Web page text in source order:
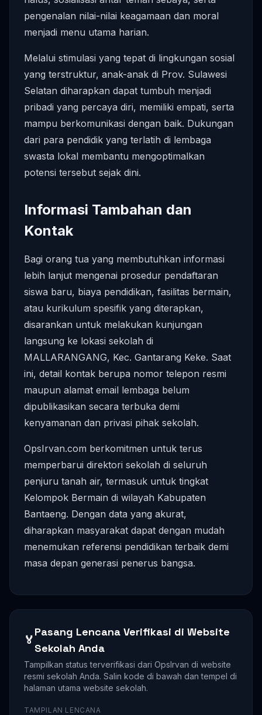
pengenalan nilai-nilai keagamaan dan moral
menjadi menu utama harian.
Melalui stimulasi yang tepat di lingkungan sosial
yang terstruktur, anak-anak di Prov. Sulawesi
Selatan diharapkan dapat tumbuh menjadi
pribadi yang percaya diri, memiliki empati, serta
mampu berkomunikasi dengan baik. Dukungan
dari para pendidik yang terlatih di lembaga
swasta lokal membantu mengoptimalkan
potensi tersebut sejak dini.
Informasi Tambahan dan
Kontak
Bagi orang tua yang membutuhkan informasi
lebih lanjut mengenai prosedur pendaftaran
siswa baru, biaya pendidikan, fasilitas bermain,
atau kurikulum spesifik yang diterapkan,
disarankan untuk melakukan kunjungan
langsung ke lokasi sekolah di
MALLARANGANG, Kec. Gantarang Keke. Saat
ini, detail kontak berupa nomor telepon resmi
maupun alamat email lembaga belum
dipublikasikan secara terbuka demi
kenyamanan dan privasi pihak sekolah.
OpsIrvan.com berkomitmen untuk terus
memperbarui direktori sekolah di seluruh
penjuru tanah air, termasuk untuk tingkat
Kelompok Bermain di wilayah Kabupaten
Bantaeng. Dengan data yang akurat,
diharapkan masyarakat dapat dengan mudah
menemukan referensi pendidikan terbaik demi
masa depan generasi penerus bangsa.
🏅
Pasang Lencana Verifikasi di Website
Sekolah Anda
Tampilkan status terverifikasi dari OpsIrvan di website
resmi sekolah Anda. Salin kode di bawah dan tempel di
halaman utama website sekolah.
TAMPILAN LENCANA